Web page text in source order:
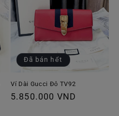
Đã bán hết
Ví Dài Gucci Đỏ TV92
Giá
5.850.000 VND